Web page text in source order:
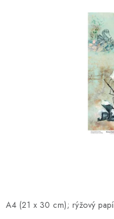
MOJE OBJEDNÁVKA
A4 (21 x 30 cm); rýžový